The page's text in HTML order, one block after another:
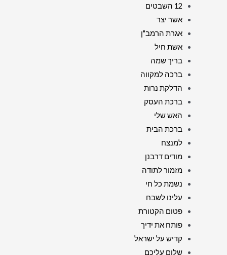
12 השבטים
אשר יצר
אגרת הרמב"ן
אשת חיל
בריך שמה
ברכה למקווה
הדלקת נרות
ברכת העסק
האש שלי
ברכת הבית
למנצח
מודים דרבנן
מזמור לתודה
נשמת כל חי
עלינו לשבח
פטום הקטורת
פותח את ידיך
קדיש על ישראל
שלום עליכם